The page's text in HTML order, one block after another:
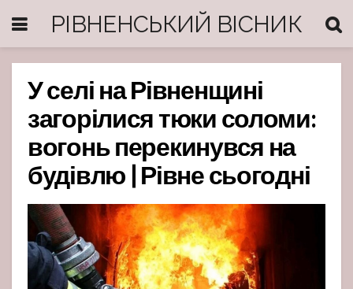
РІВНЕНСЬКИЙ ВІСНИК
У селі на Рівненщині
загорілися тюки соломи:
вогонь перекинувся на
будівлю | Рівне сьогодні